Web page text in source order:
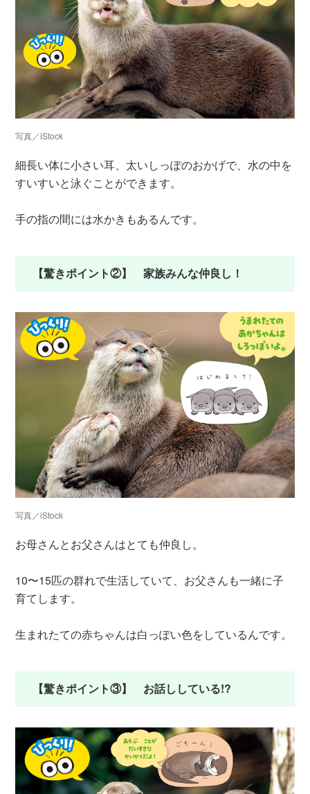
写真／iStock
細長い体に小さい耳、太いしっぽのおかげで、水の中を
すいすいと泳ぐことができます。
手の指の間には水かきもあるんです。
【驚きポイント②】 家族みんな仲良し！
写真／iStock
お母さんとお父さんはとても仲良し。
10〜15匹の群れで生活していて、お父さんも一緒に子
育てします。
生まれたての赤ちゃんは白っぽい色をしているんです。
【驚きポイント③】 お話ししている!?